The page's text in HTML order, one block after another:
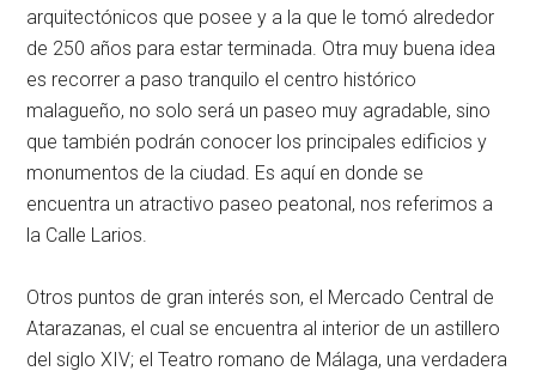
arquitectónicos que posee y a la que le tomó alrededor
de 250 años para estar terminada. Otra muy buena idea
es recorrer a paso tranquilo el centro histórico
malagueño, no solo será un paseo muy agradable, sino
que también podrán conocer los principales edificios y
monumentos de la ciudad. Es aquí en donde se
encuentra un atractivo paseo peatonal, nos referimos a
la Calle Larios.
Otros puntos de gran interés son, el Mercado Central de
Atarazanas, el cual se encuentra al interior de un astillero
del siglo XIV; el Teatro romano de Málaga, una verdadera